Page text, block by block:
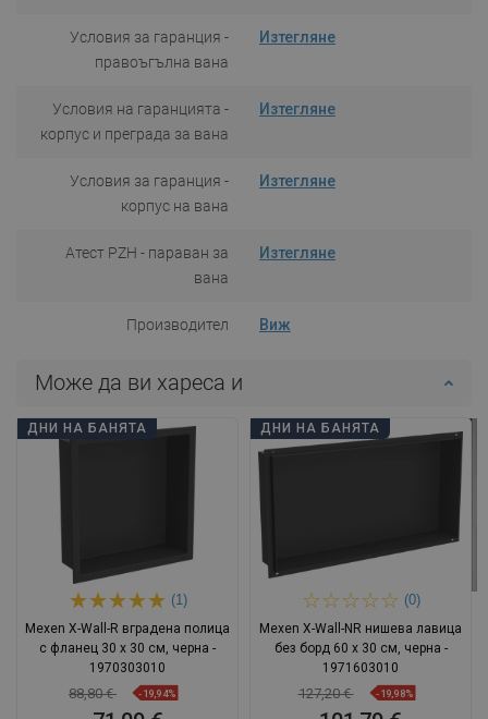
Условия за гаранция -
правоъгълна вана
Изтегляне
Условия на гаранцията -
корпус и преграда за вана
Изтегляне
Условия за гаранция -
корпус на вана
Изтегляне
Атест PZH - параван за
вана
Изтегляне
Производител Виж
Може да ви хареса и
ДНИ НА БАНЯТА
(1)
Mexen X-Wall-R вградена полица
с фланец 30 x 30 см, черна -
1970303010
88,80 € -19,94%
ДНИ НА БАНЯТА
(0)
Mexen X-Wall-NR нишева лавица
без борд 60 x 30 см, черна -
1971603010
127,20 € -19,98%